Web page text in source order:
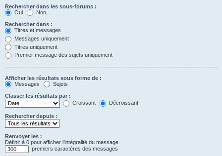
Rechercher dans les sous-forums :
Oui
Non
Rechercher dans :
Titres et messages
Messages uniquement
Titres uniquement
Premier message des sujets uniquement
Afficher les résultats sous forme de :
Messages
Sujets
Classer les résultats par :
Croissant
Décroissant
Rechercher depuis :
Renvoyer les :
Définir à 0 pour afficher l’intégralité du message.
premiers caractères des messages